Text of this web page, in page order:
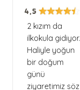
4,5
2 kızım da
ilkokula gidiyor.
Haliyle yoğun
bir doğum
günü
ziyaretimiz söz